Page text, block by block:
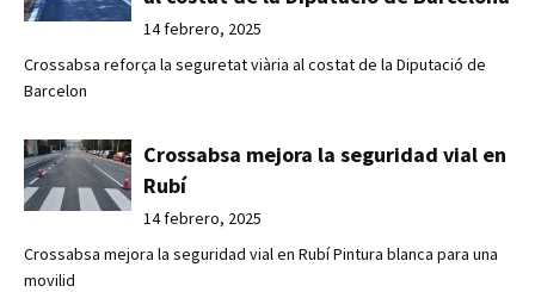
14 febrero, 2025
Crossabsa reforça la seguretat viària al costat de la Diputació de
Barcelon
Crossabsa mejora la seguridad vial en
Rubí
14 febrero, 2025
Crossabsa mejora la seguridad vial en Rubí Pintura blanca para una
movilid